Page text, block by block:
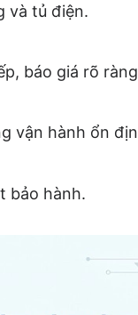
và tủ điện.
báo giá rõ
vận hành ổn
bảo hành.